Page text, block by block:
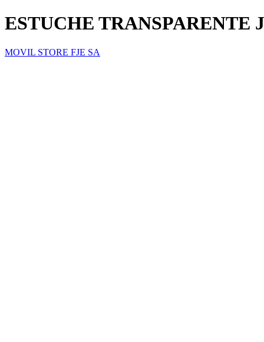
ESTUCHE TRANSPARENTE
MOVIL STORE FJE SA